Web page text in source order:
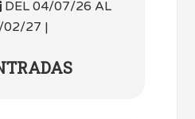
DEL 04/07/26 AL
02/27 |